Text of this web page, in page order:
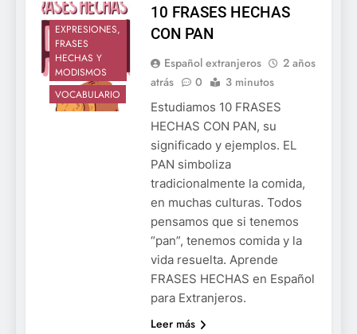
EXPRESIONES,
FRASES
HECHAS Y
MODISMOS
VOCABULARIO
10 FRASES HECHAS
CON PAN
Español extranjeros
2 años
atrás
0 3 minutos
Estudiamos 10 FRASES
HECHAS CON PAN, su
significado y ejemplos. EL
PAN simboliza
tradicionalmente la comida,
en muchas culturas. Todos
pensamos que si tenemos
“pan”, tenemos comida y la
vida resuelta. Aprende
FRASES HECHAS en Español
para Extranjeros.
Leer más